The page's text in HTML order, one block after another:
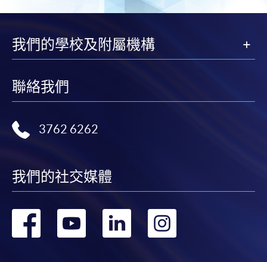
我們的學校及附屬機構
聯絡我們
3762 6262
我們的社交媒體
轉 轉 轉 轉